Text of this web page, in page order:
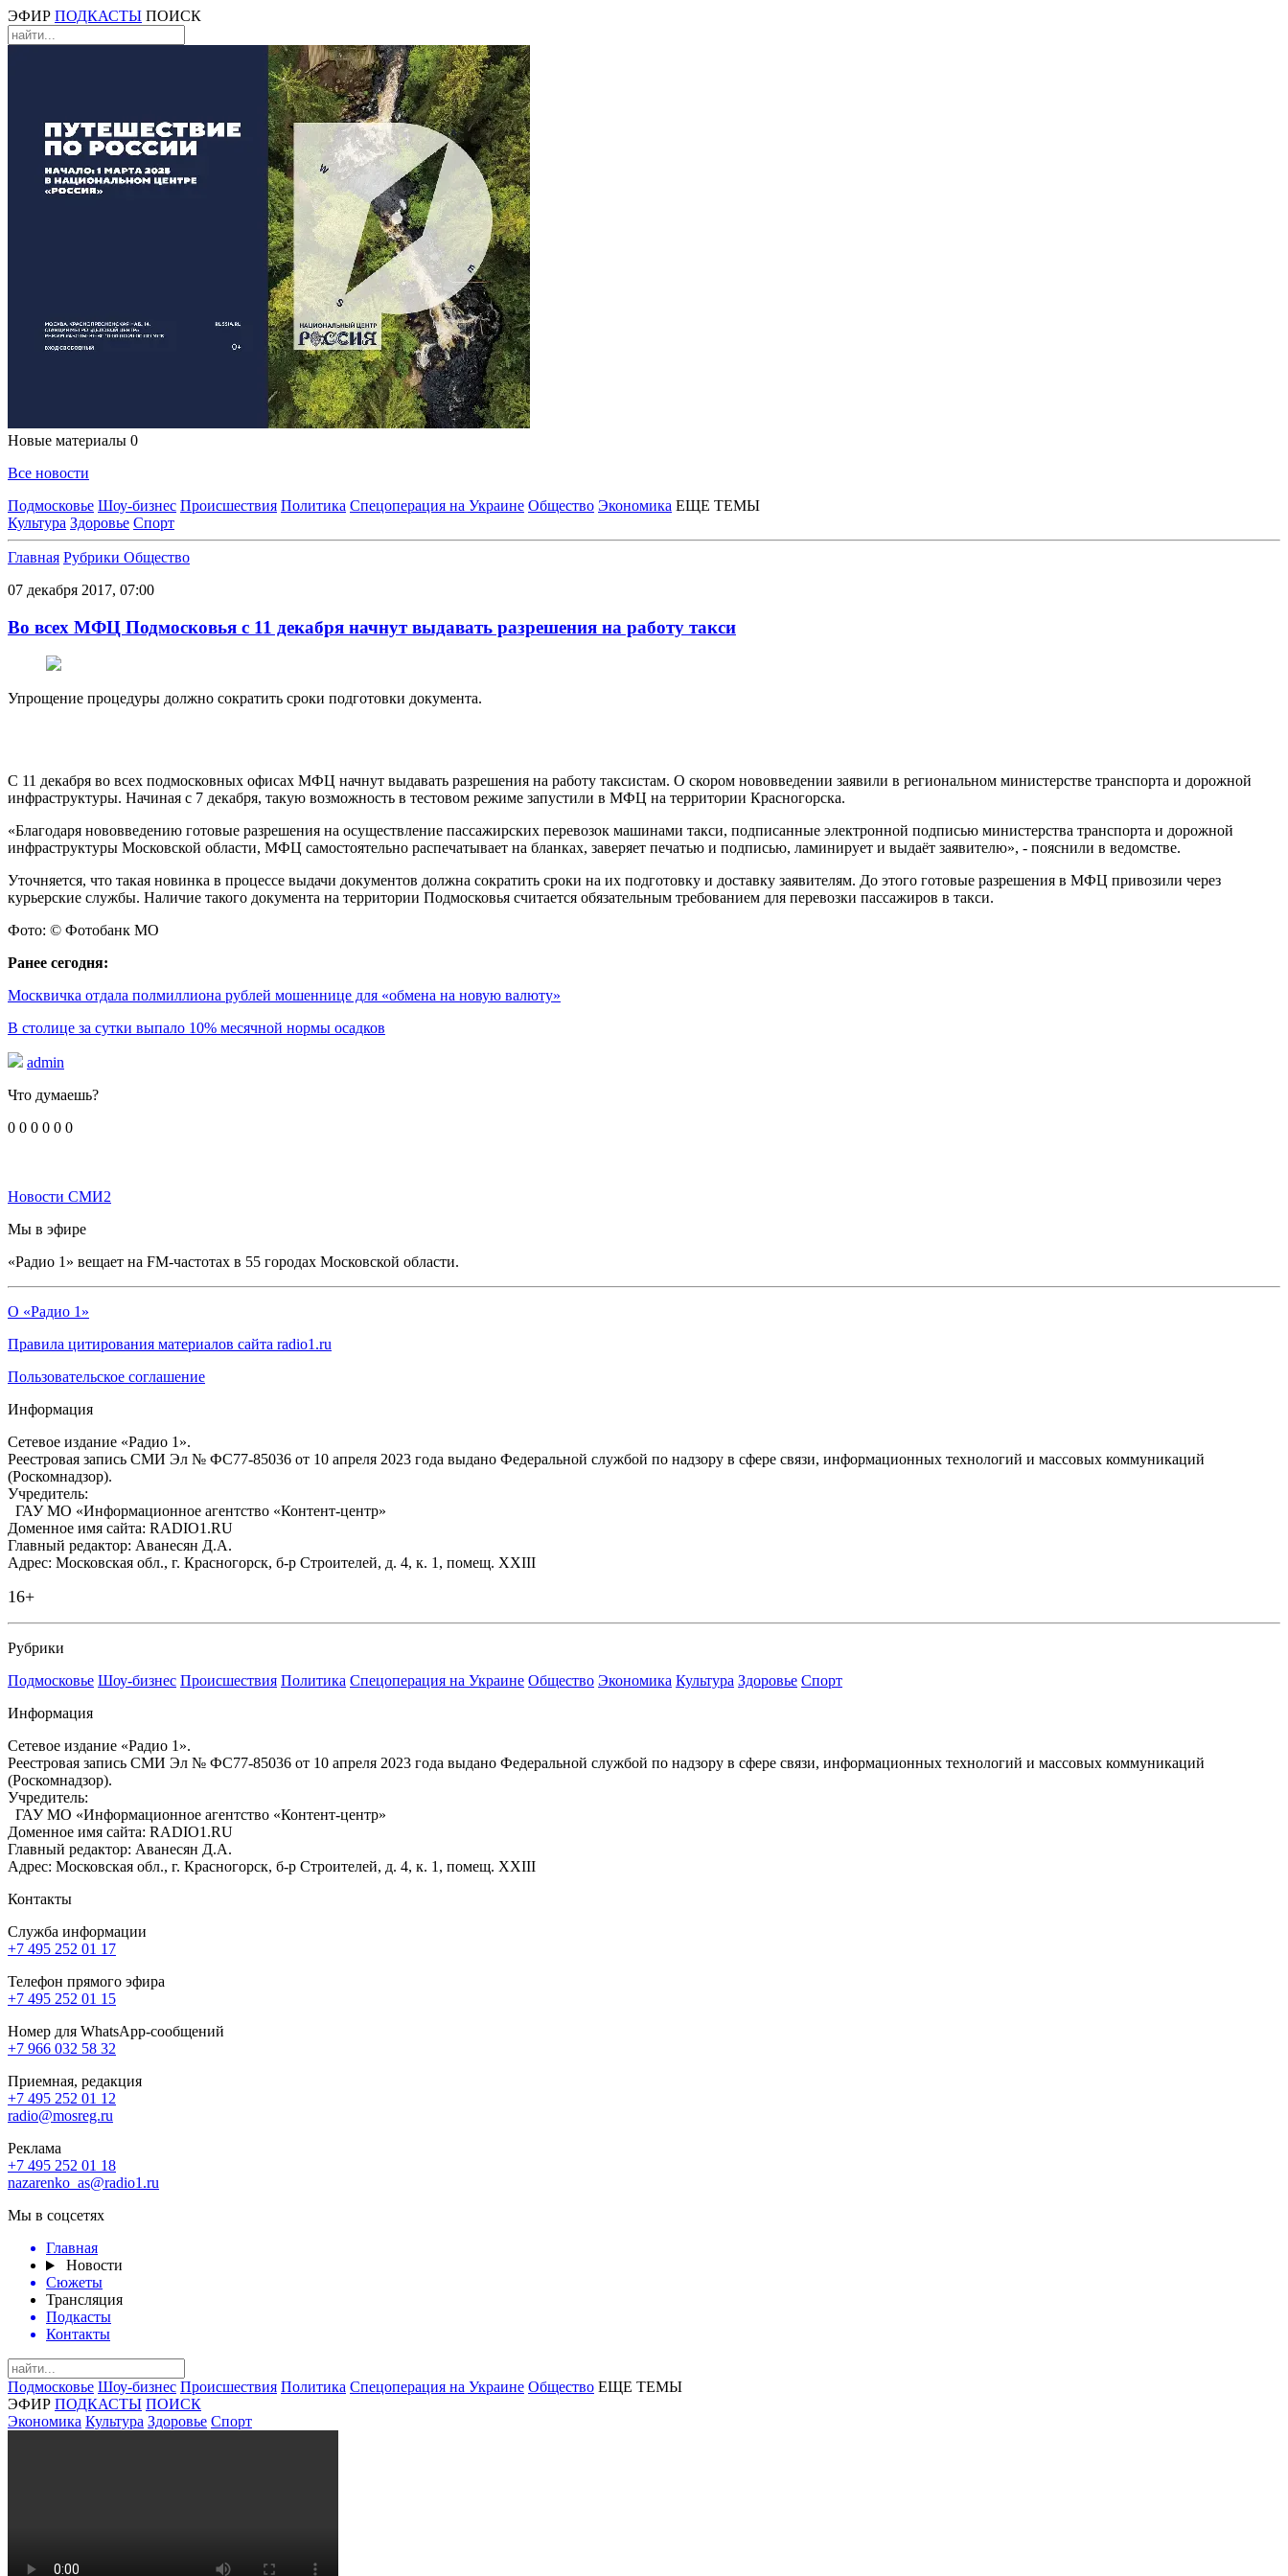
ЭФИР ПОДКАСТЫ ПОИСК
Новые материалы 0
Все новости
Подмосковье Шоу-бизнес Происшествия Политика Спецоперация на Украине Общество Экономика ЕЩЕ ТЕМЫ
Культура Здоровье Спорт
Главная Рубрики Общество
07 декабря 2017, 07:00
Во всех МФЦ Подмосковья с 11 декабря начнут выдавать разрешения на работу такси
Упрощение процедуры должно сократить сроки подготовки документа.
С 11 декабря во всех подмосковных офисах МФЦ начнут выдавать разрешения на работу таксистам. О скором нововведении заявили в региональном министерстве транспорта и дорожной
инфраструктуры. Начиная с 7 декабря, такую возможность в тестовом режиме запустили в МФЦ на территории Красногорска.
«Благодаря нововведению готовые разрешения на осуществление пассажирских перевозок машинами такси, подписанные электронной подписью министерства транспорта и дорожной
инфраструктуры Московской области, МФЦ самостоятельно распечатывает на бланках, заверяет печатью и подписью, ламинирует и выдаёт заявителю», - пояснили в ведомстве.
Уточняется, что такая новинка в процессе выдачи документов должна сократить сроки на их подготовку и доставку заявителям. До этого готовые разрешения в МФЦ привозили через
курьерские службы. Наличие такого документа на территории Подмосковья считается обязательным требованием для перевозки пассажиров в такси.
Фото: © Фотобанк МО
Ранее сегодня:
Москвичка отдала полмиллиона рублей мошеннице для «обмена на новую валюту»
В столице за сутки выпало 10% месячной нормы осадков
admin
Что думаешь?
0 0 0 0 0 0
Новости СМИ2
Мы в эфире
«Радио 1» вещает на FM-частотах в 55 городах Московской области.
О «Радио 1»
Правила цитирования материалов сайта radio1.ru
Пользовательское соглашение
Информация
Сетевое издание «Радио 1».
Реестровая запись СМИ Эл № ФС77-85036 от 10 апреля 2023 года выдано Федеральной службой по надзору в сфере связи, информационных технологий и массовых коммуникаций
(Роскомнадзор).
Учредитель:
ГАУ МО «Информационное агентство «Контент-центр»
Доменное имя сайта: RADIO1.RU
Главный редактор: Аванесян Д.А.
Адрес: Московская обл., г. Красногорск, б-р Строителей, д. 4, к. 1, помещ. XXIII
16+
Рубрики
Подмосковье Шоу-бизнес Происшествия Политика Спецоперация на Украине Общество Экономика Культура Здоровье Спорт
Информация
Сетевое издание «Радио 1».
Реестровая запись СМИ Эл № ФС77-85036 от 10 апреля 2023 года выдано Федеральной службой по надзору в сфере связи, информационных технологий и массовых коммуникаций
(Роскомнадзор).
Учредитель:
ГАУ МО «Информационное агентство «Контент-центр»
Доменное имя сайта: RADIO1.RU
Главный редактор: Аванесян Д.А.
Адрес: Московская обл., г. Красногорск, б-р Строителей, д. 4, к. 1, помещ. XXIII
Контакты
Служба информации
+7 495 252 01 17
Телефон прямого эфира
+7 495 252 01 15
Номер для WhatsApp-сообщений
+7 966 032 58 32
Приемная, редакция
+7 495 252 01 12
radio@mosreg.ru
Реклама
+7 495 252 01 18
nazarenko_as@radio1.ru
Мы в соцсетях
Главная
Новости
Сюжеты
Трансляция
Подкасты
Контакты
Подмосковье Шоу-бизнес Происшествия Политика Спецоперация на Украине Общество ЕЩЕ ТЕМЫ
ЭФИР ПОДКАСТЫ ПОИСК
Экономика Культура Здоровье Спорт